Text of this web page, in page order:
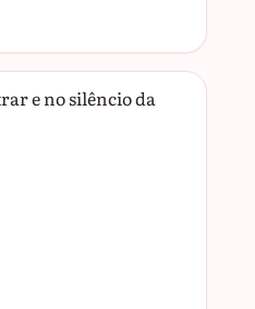
e no silêncio da